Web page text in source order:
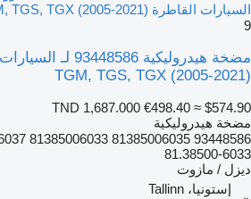
السيارات القاطرة MAN TGL, TGM, TGS, TGX (2005-2021)
9
TGM, TGS, TGX (2005-2021)
TND 1,687.000 €498.40 ≈ $574.90
مضخة هيدروليكية
81.38500-6033
ديزل / مازوت
إستونيا، Tallinn